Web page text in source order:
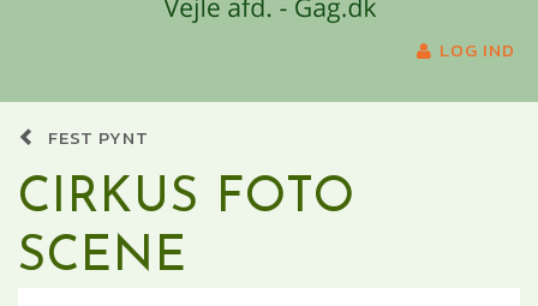
LOG IND
FEST PYNT
CIRKUS FOTO
SCENE